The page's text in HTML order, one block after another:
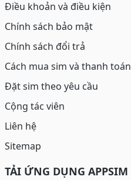
Điều khoản và điều kiện
Chính sách bảo mật
Chính sách đổi trả
Cách mua sim và thanh toán
Đặt sim theo yêu cầu
Cộng tác viên
Liên hệ
Sitemap
TẢI ỨNG DỤNG APPSIM